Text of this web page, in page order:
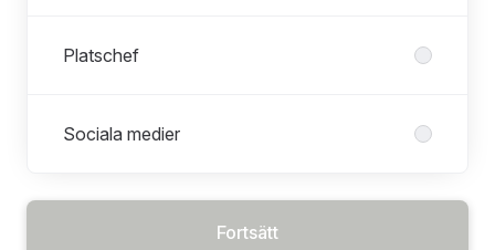
Platschef
Sociala medier
Fortsätt